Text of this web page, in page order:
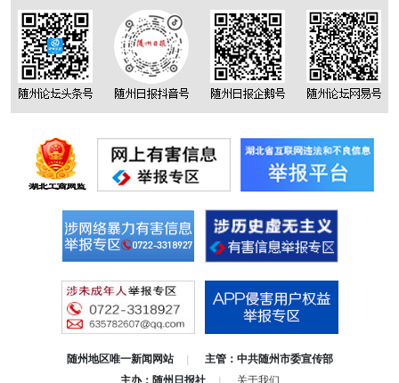
随州地区唯一新闻网站 |
主管：中共随州市委宣传部
|